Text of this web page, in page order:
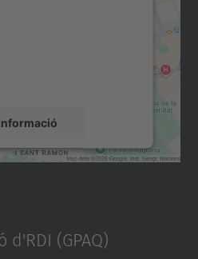
(GPAQ)